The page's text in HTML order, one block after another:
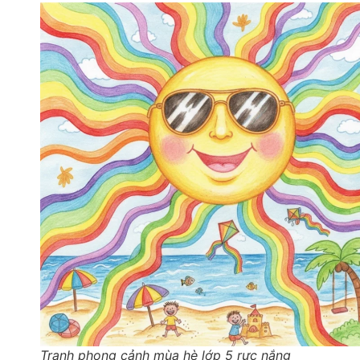
Tranh phong cảnh mùa hè lớp 5 rực nắng